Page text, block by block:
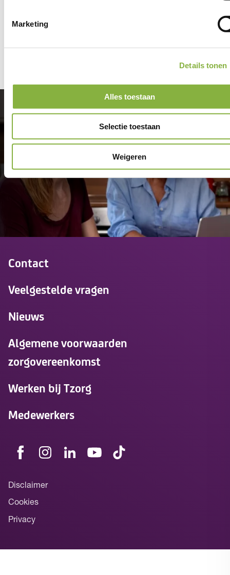
Marketing
Details tonen
Alles toestaan
Selectie toestaan
Weigeren
Hoorn@tzorg.nl
Aangenaam
Contact
Veelgestelde vragen
Nieuws
Algemene voorwaarden
zorgovereenkomst
Werken bij Tzorg
Medewerkers
Disclaimer
Cookies
Privacy